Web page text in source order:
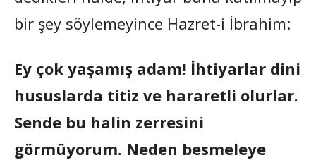
bir şey söylemeyince Hazret-i İbrahim:
Ey çok yaşamış adam! İhtiyarlar dini
hususlarda titiz ve hararetli olurlar.
Sende bu halin zerresini
görmüyorum. Neden besmeleye